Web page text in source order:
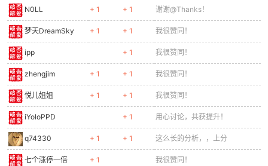
N0LL + 1 + 1 谢谢@Thanks！
梦天DreamSky + 1 + 1 我很赞同！
ipp + 1 我很赞同！
zhengjim + 1 + 1 我很赞同！
悦儿姐姐 + 1 + 1 我很赞同！
iYoloPPD + 1 用心讨论，共获提升！
q74330 + 1 + 1 这么长的分析，，上分
七个涨停一倍 + 1 我很赞同！